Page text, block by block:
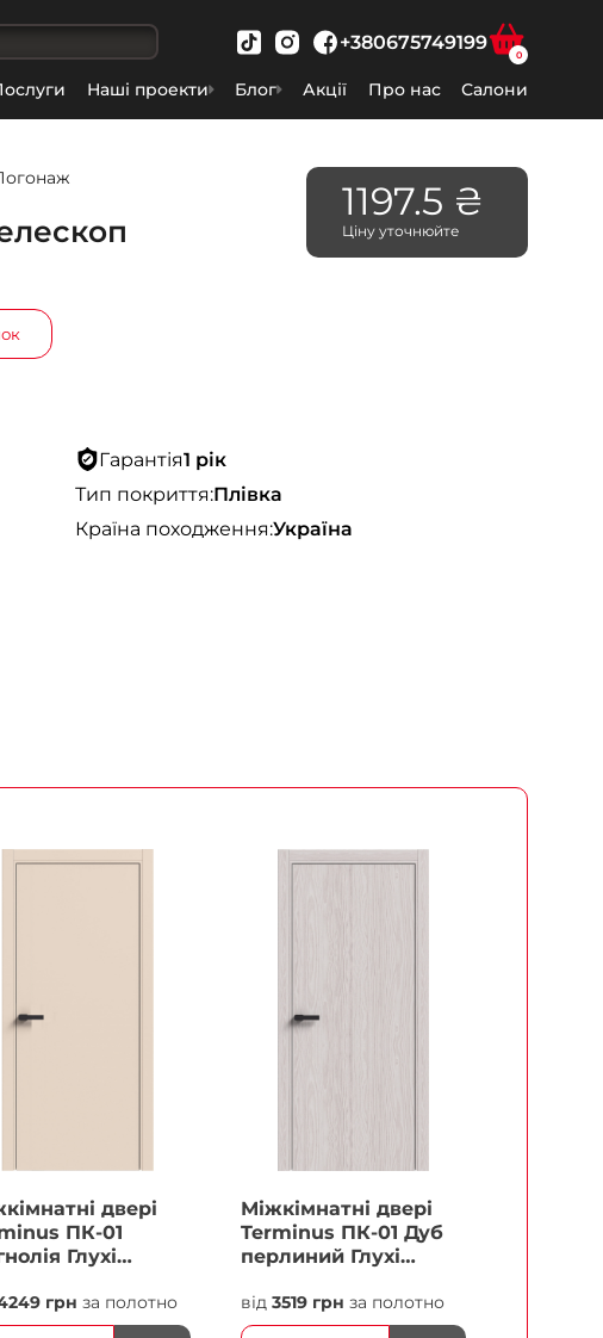
+380675749199
0
Наші проекти Блог Акції Про нас Салони
Гарантія1 рік
Тип покриття:Плівка
Країна походження:Україна
1197.5 ₴
Ціну уточнюйте
двері
ПК-01
Глухі
грн за полотно
Міжкімнатні двері
Terminus ПК-01 Дуб
перлиний Глухі
від 3519 грн за полотно